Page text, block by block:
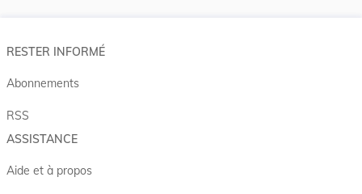
RESTER INFORMÉ
Abonnements
RSS
ASSISTANCE
Aide et à propos